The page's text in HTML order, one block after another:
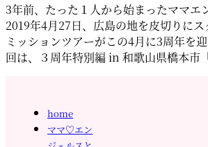
3年前、たった１人から始まったママエ
2019年4月27日、広島の地を皮切りに
ミッションツアーがこの4月に3周年を
回は、３周年特別編 in 和歌山県橋本
home
ママ♡エン